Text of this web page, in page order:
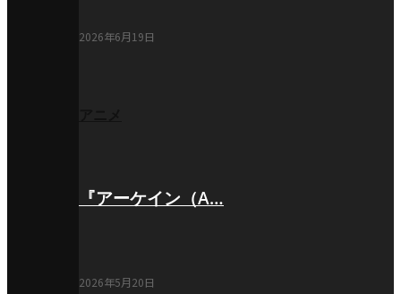
2026年6月19日
『アーケイン（A…
2026年5月20日